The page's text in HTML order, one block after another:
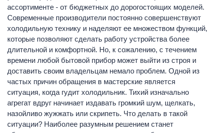
ассортименте - от бюджетных до дорогостоящих моделей.
Современные производители постоянно совершенствуют
холодильную технику и наделяют ее множеством функций,
которые позволяют сделать работу устройства более
длительной и комфортной. Но, к сожалению, с течением
времени любой бытовой прибор может выйти из строя и
доставить своим владельцам немало проблем. Одной из
частых причин обращения в мастерские является
ситуация, когда гудит холодильник. Тихий изначально
агрегат вдруг начинает издавать громкий шум, щелкать,
назойливо жужжать или скрипеть. Что делать в такой
ситуации? Наиболее разумным решением станет